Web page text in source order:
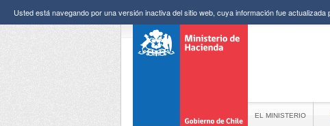
Usted está navegando por una versión inactiva del sitio web, cuya información fue
EL MINISTERIO